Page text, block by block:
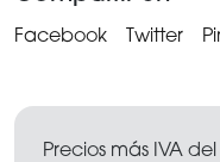
Facebook Twitter
Precios más IVA del